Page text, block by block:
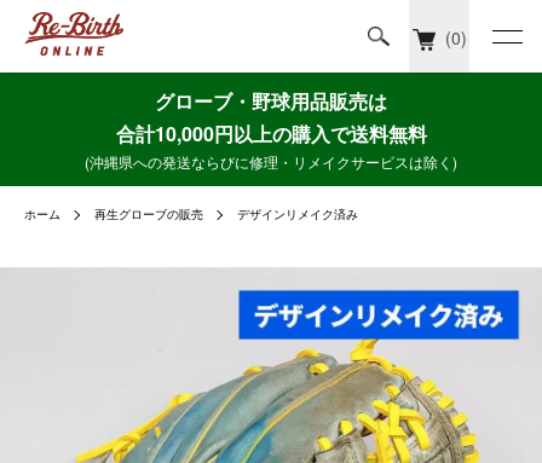
(0)
グローブ・野球用品販売は
合計10,000円以上の購入で送料無料
(沖縄県への発送ならびに修理・リメイクサービスは除く)
ホーム 再生グローブの販売 デザインリメイク済み